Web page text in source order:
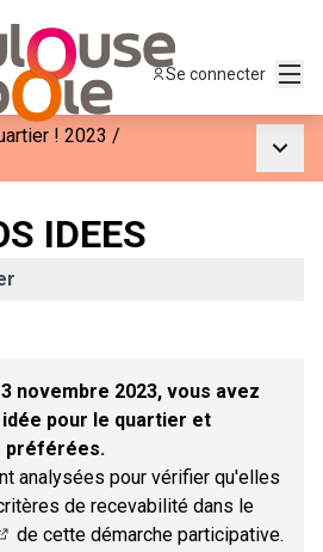
Se connecter
! 2023 /
IDEES
novembre 2023, vous avez
pour le quartier et
préférées.
analysées pour vérifier qu'elles
de recevabilité dans le
de cette démarche participative.